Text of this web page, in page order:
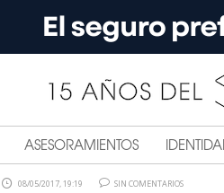
ASESORAMIENTOS
08/05/2017, 19:19 SIN COMENTARIOS